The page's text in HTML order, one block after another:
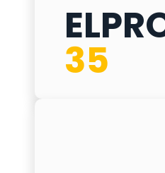
35
ELPRO 35